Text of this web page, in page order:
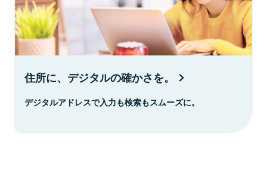
住所に、デジタルの確かさを。
デジタルアドレスで入力も検索もスムーズに。